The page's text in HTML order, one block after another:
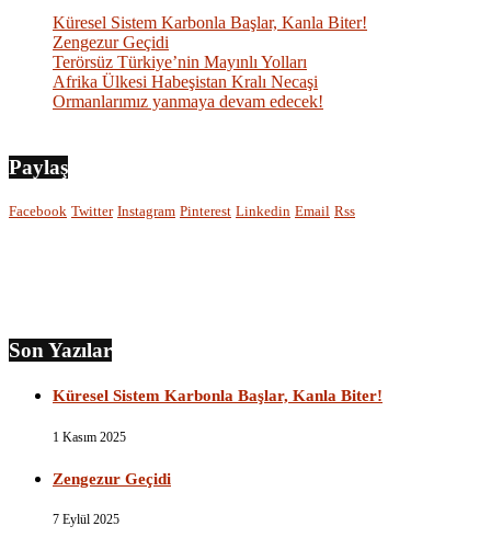
Küresel Sistem Karbonla Başlar, Kanla Biter!
Zengezur Geçidi
Terörsüz Türkiye’nin Mayınlı Yolları
Afrika Ülkesi Habeşistan Kralı Necaşi
Ormanlarımız yanmaya devam edecek!
Paylaş
Facebook Twitter Instagram Pinterest Linkedin Email Rss
Son Yazılar
Küresel Sistem Karbonla Başlar, Kanla Biter!
1 Kasım 2025
Zengezur Geçidi
7 Eylül 2025